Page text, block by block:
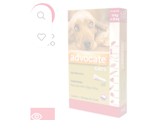
-38%
ESGO
TADO